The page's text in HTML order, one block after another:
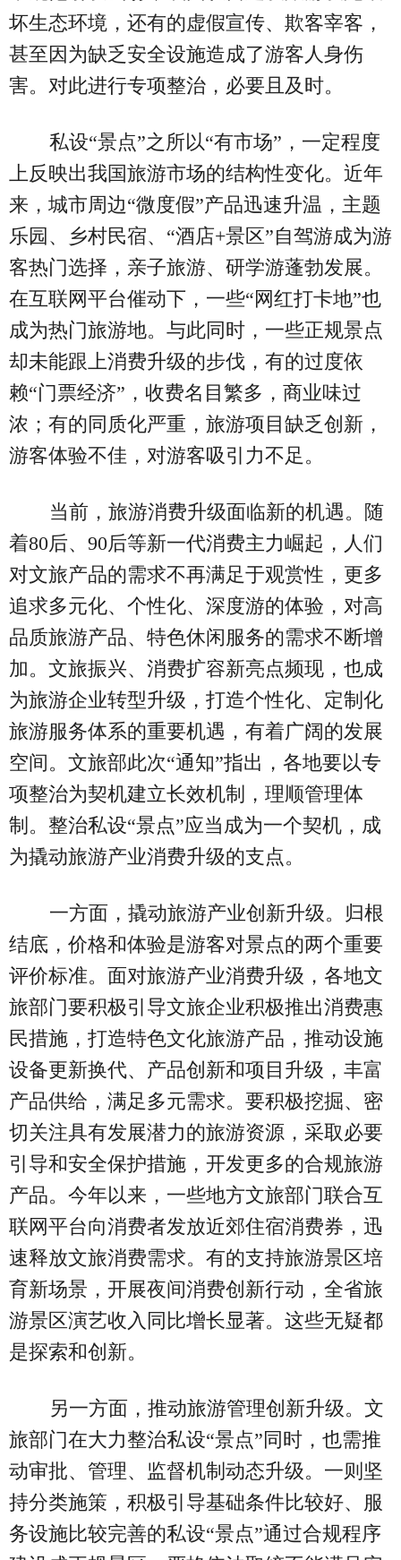
坏生态环境，还有的虚假宣传、欺客宰客，
甚至因为缺乏安全设施造成了游客人身伤
害。对此进行专项整治，必要且及时。
私设“景点”之所以“有市场”，一定程度
上反映出我国旅游市场的结构性变化。近年
来，城市周边“微度假”产品迅速升温，主题
乐园、乡村民宿、“酒店+景区”自驾游成为游
客热门选择，亲子旅游、研学游蓬勃发展。
在互联网平台催动下，一些“网红打卡地”也
成为热门旅游地。与此同时，一些正规景点
却未能跟上消费升级的步伐，有的过度依
赖“门票经济”，收费名目繁多，商业味过
浓；有的同质化严重，旅游项目缺乏创新，
游客体验不佳，对游客吸引力不足。
当前，旅游消费升级面临新的机遇。随
着80后、90后等新一代消费主力崛起，人们
对文旅产品的需求不再满足于观赏性，更多
追求多元化、个性化、深度游的体验，对高
品质旅游产品、特色休闲服务的需求不断增
加。文旅振兴、消费扩容新亮点频现，也成
为旅游企业转型升级，打造个性化、定制化
旅游服务体系的重要机遇，有着广阔的发展
空间。文旅部此次“通知”指出，各地要以专
项整治为契机建立长效机制，理顺管理体
制。整治私设“景点”应当成为一个契机，成
为撬动旅游产业消费升级的支点。
一方面，撬动旅游产业创新升级。归根
结底，价格和体验是游客对景点的两个重要
评价标准。面对旅游产业消费升级，各地文
旅部门要积极引导文旅企业积极推出消费惠
民措施，打造特色文化旅游产品，推动设施
设备更新换代、产品创新和项目升级，丰富
产品供给，满足多元需求。要积极挖掘、密
切关注具有发展潜力的旅游资源，采取必要
引导和安全保护措施，开发更多的合规旅游
产品。今年以来，一些地方文旅部门联合互
联网平台向消费者发放近郊住宿消费券，迅
速释放文旅消费需求。有的支持旅游景区培
育新场景，开展夜间消费创新行动，全省旅
游景区演艺收入同比增长显著。这些无疑都
是探索和创新。
另一方面，推动旅游管理创新升级。文
旅部门在大力整治私设“景点”同时，也需推
动审批、管理、监督机制动态升级。一则坚
持分类施策，积极引导基础条件比较好、服
务设施比较完善的私设“景点”通过合规程序